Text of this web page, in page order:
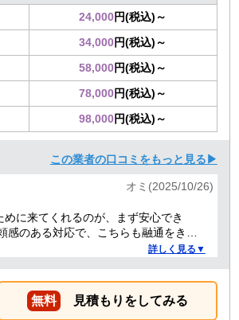
24,000円(税込)～
34,000円(税込)～
58,000円(税込)～
78,000円(税込)～
98,000円(税込)～
この業者の口コミをもっと見る▶
オミ(2025/10/26)
めに来てくれるのが、まず安心でき
感のある対応で、こちらも融通をきか
的にもっとも安い価格でお願いでき
ったので満点にしました。
詳しく見る▼
無料 見積もりをしてみる